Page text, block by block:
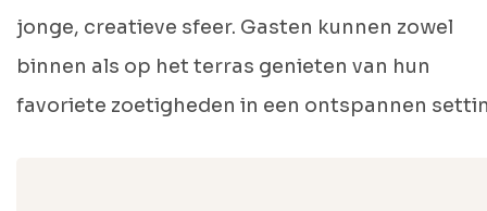
jonge, creatieve sfeer. Gasten kunnen zowel
binnen als op het terras genieten van hun
favoriete zoetigheden in een ontspannen